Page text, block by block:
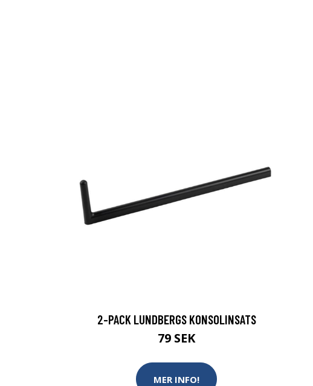
2-PACK LUNDBERGS KONSOLINSATS
79 SEK
MER INFO!